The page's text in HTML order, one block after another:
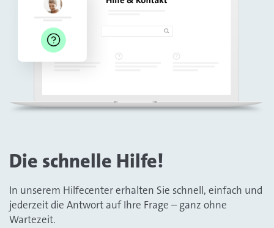
Die schnelle Hilfe!
In unserem Hilfecenter erhalten Sie schnell, einfach und
jederzeit die Antwort auf Ihre Frage – ganz ohne
Wartezeit.